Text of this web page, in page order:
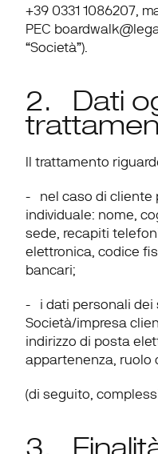
+39 0331 1086207,
PEC
“Società”).
2.   Dati
Il trattamento
-   nel caso di
individuale: nome,
sede, recapiti
elettronica, codice
bancari;
-   i dati personali
Società/impresa
indirizzo di posta
appartenenza, ruolo
(di seguito,
3.